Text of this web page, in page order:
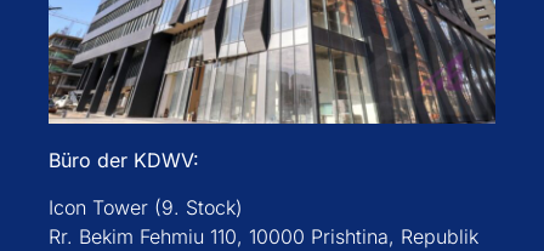
Büro der KDWV:
Icon Tower (9. Stock)
Rr. Bekim Fehmiu 110, 10000 Prishtina, Republik